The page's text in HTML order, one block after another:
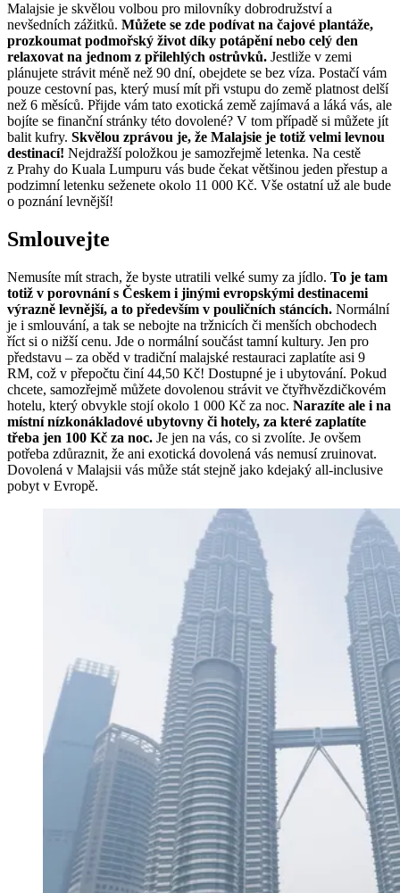
Malajsie je skvělou volbou pro milovníky dobrodružství a
nevšedních zážitků. Můžete se zde podívat na čajové plantáže,
prozkoumat podmořský život díky potápění nebo celý den
relaxovat na jednom z přilehlých ostrůvků. Jestliže v zemi
plánujete strávit méně než 90 dní, obejdete se bez víza. Postačí vám
pouze cestovní pas, který musí mít při vstupu do země platnost delší
než 6 měsíců. Přijde vám tato exotická země zajímavá a láká vás, ale
bojíte se finanční stránky této dovolené? V tom případě si můžete jít
balit kufry. Skvělou zprávou je, že Malajsie je totiž velmi levnou
destinací! Nejdražší položkou je samozřejmě letenka. Na cestě
z Prahy do Kuala Lumpuru vás bude čekat většinou jeden přestup a
podzimní letenku seženete okolo 11 000 Kč. Vše ostatní už ale bude
o poznání levnější!
Smlouvejte
Nemusíte mít strach, že byste utratili velké sumy za jídlo. To je tam
totiž v porovnání s Českem i jinými evropskými destinacemi
výrazně levnější, a to především v pouličních stáncích. Normální
je i smlouvání, a tak se nebojte na tržnicích či menších obchodech
říct si o nižší cenu. Jde o normální součást tamní kultury. Jen pro
představu – za oběd v tradiční malajské restauraci zaplatíte asi 9
RM, což v přepočtu činí 44,50 Kč! Dostupné je i ubytování. Pokud
chcete, samozřejmě můžete dovolenou strávit ve čtyřhvězdičkovém
hotelu, který obvykle stojí okolo 1 000 Kč za noc. Narazíte ale i na
místní nízkonákladové ubytovny či hotely, za které zaplatíte
třeba jen 100 Kč za noc. Je jen na vás, co si zvolíte. Je ovšem
potřeba zdůraznit, že ani exotická dovolená vás nemusí zruinovat.
Dovolená v Malajsii vás může stát stejně jako kdejaký all-inclusive
pobyt v Evropě.